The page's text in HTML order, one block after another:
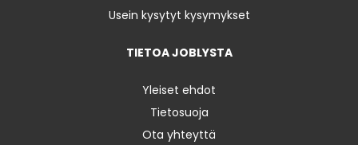
Usein kysytyt kysymykset
TIETOA JOBLYSTA
Yleiset ehdot
Tietosuoja
Ota yhteyttä